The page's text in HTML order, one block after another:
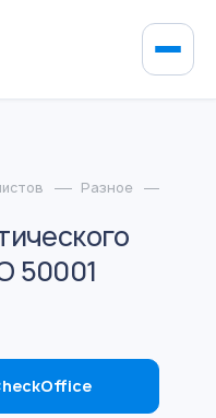
Разное
50001